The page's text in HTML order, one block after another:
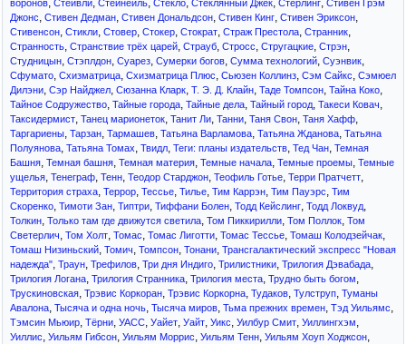
воронов, Стейвли, Стейнейль, Стекло, Стеклянный Джек, Стерлинг, Стивен Грэм
Джонс, Стивен Дедман, Стивен Дональдсон, Стивен Кинг, Стивен Эриксон,
Стивенсон, Стикли, Стовер, Стокер, Стократ, Страж Престола, Странник,
Странность, Странствие трёх царей, Страуб, Стросс, Стругацкие, Стрэн,
Студницын, Стэплдон, Суарез, Сумерки богов, Сумма технологий, Суэнвик,
Сфумато, Схизматрица, Схизматрица Плюс, Сьюзен Коллинз, Сэм Сайкс, Сэмюел
Дилэни, Сэр Найджел, Сюзанна Кларк, Т. Э. Д. Клайн, Таде Томпсон, Тайна Коко,
Тайное Содружество, Тайные города, Тайные дела, Тайный город, Такеси Ковач,
Таксидермист, Танец марионеток, Танит Ли, Танни, Таня Свон, Таня Хафф,
Таргариены, Тарзан, Тармашев, Татьяна Варламова, Татьяна Жданова, Татьяна
Полуянова, Татьяна Томах, Твидл, Теги: планы издательств, Тед Чан, Темная
Башня, Темная башня, Темная материя, Темные начала, Темные проемы, Темные
ущелья, Тенеграф, Тенн, Теодор Старджон, Теофиль Готье, Терри Пратчетт,
Территория страха, Террор, Тессье, Тилье, Тим Каррэн, Тим Пауэрс, Тим
Скоренко, Тимоти Зан, Типтри, Тиффани Болен, Тодд Кейслинг, Тодд Локвуд,
Толкин, Только там где движутся светила, Том Пиккирилли, Том Поллок, Том
Светерлич, Том Холт, Томас, Томас Лиготти, Томас Тессье, Томаш Колодзейчак,
Томаш Низиньский, Томич, Томпсон, Тонани, Трансгалактический экспресс "Новая
надежда", Траун, Трефилов, Три дня Индиго, Трилистники, Трилогия Дэвабада,
Трилогия Логана, Трилогия Странника, Трилогия места, Трудно быть богом,
Трускиновская, Трэвис Коркоран, Трэвис Коркорна, Тудаков, Тулструп, Туманы
Авалона, Тысяча и одна ночь, Тысяча миров, Тьма прежних времен, Тэд Уильямс,
Тэмсин Мьюир, Тёрни, УАСС, Уайет, Уайт, Уикс, Уилбур Смит, Уиллингхэм,
Уиллис, Уильям Гибсон, Уильям Моррис, Уильям Тенн, Уильям Хоуп Ходжсон,